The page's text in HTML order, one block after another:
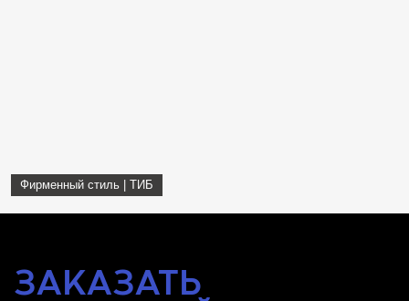
Фирменный стиль | ТИБ
ЗАКАЗАТЬ